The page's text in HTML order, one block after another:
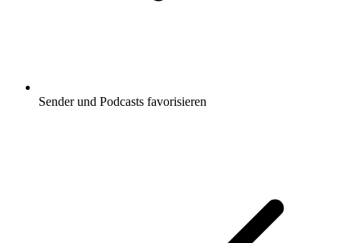
Sender und Podcasts favorisieren